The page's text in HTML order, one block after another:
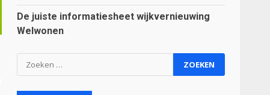
De juiste informatiesheet wijkvernieuwing
Welwonen
Zoeken
naar: